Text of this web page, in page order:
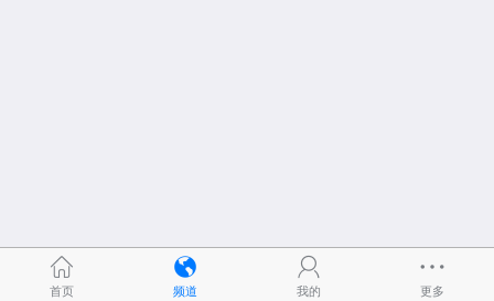
首页 频道 我的 更多